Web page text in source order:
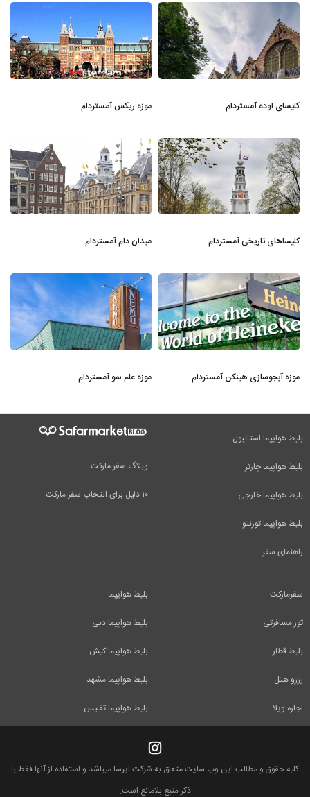
کلیسای اوده آمستردام موزه ریکس آمستردام
کلیساهای تاریخی آمستردام میدان دام آمستردام
موزه آبجوسازی هینکن آمستردام موزه علم نمو آمستردام
وبلاگ سفر مارکت
۱۰ دلیل برای انتخاب سفر مارکت
بلیط هواپیما استانبول
بلیط هواپیما چارتر
بلیط هواپیما خارجی
بلیط هواپیما تورنتو
راهنمای سفر
بلیط هواپیما
بلیط هواپیما دبی
بلیط هواپیما کیش
بلیط هواپیما مشهد
بلیط هواپیما تفلیس
سفرمارکت
تور مسافرتی
بلیط قطار
رزرو هتل
اجاره ویلا
کلیه حقوق و مطالب این وب سایت متعلق به شرکت ایرسا میباشد و استفاده از آنها فقط با
ذکر منبع بلامانع است.